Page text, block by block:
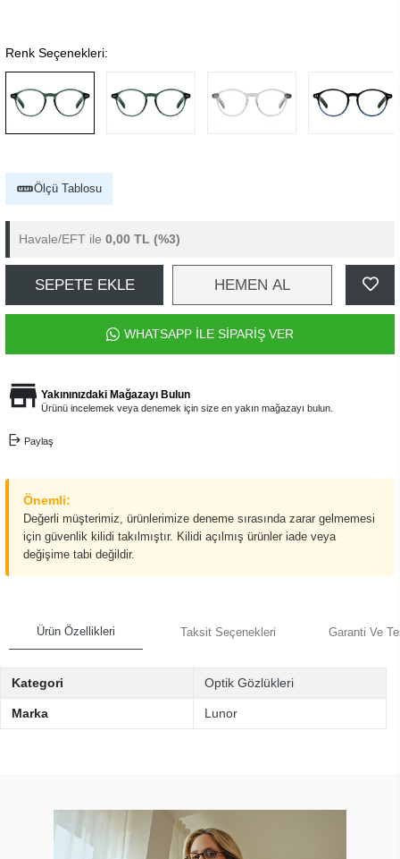
Renk Seçenekleri:
Ölçü Tablosu
Havale/EFT ile 0,00 TL (%3)
SEPETE EKLE HEMEN AL
WHATSAPP İLE SİPARİŞ VER
Yakınınızdaki Mağazayı Bulun
Ürünü incelemek veya denemek için size en yakın mağazayı bulun.
Paylaş
Önemli:
Değerli müşterimiz, ürünlerimize deneme sırasında zarar gelmemesi
için güvenlik kilidi takılmıştır. Kilidi açılmış ürünler iade veya
değişime tabi değildir.
Ürün Özellikleri Taksit Seçenekleri Garanti Ve
Kategori Optik Gözlükleri
Marka Lunor